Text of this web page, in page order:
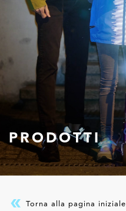
PRODOTTI
Torna alla pagina iniziale